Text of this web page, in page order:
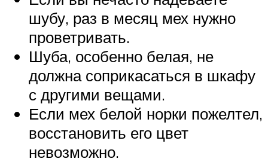
шубу, раз в месяц мех нужно
проветривать.
Шуба, особенно белая, не
должна соприкасаться в шкафу
с другими вещами.
Если мех белой норки пожелтел,
восстановить его цвет
невозможно.